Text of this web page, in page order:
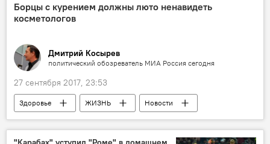
Борцы с курением должны люто ненавидеть
косметологов
Дмитрий Косырев
политический обозреватель МИА Россия сегодня
27 сентября 2017, 23:53
Здоровье ЖИЗНЬ
Новости
Новости мира
Колумнисты
Дмитрий Косырев
косметологи